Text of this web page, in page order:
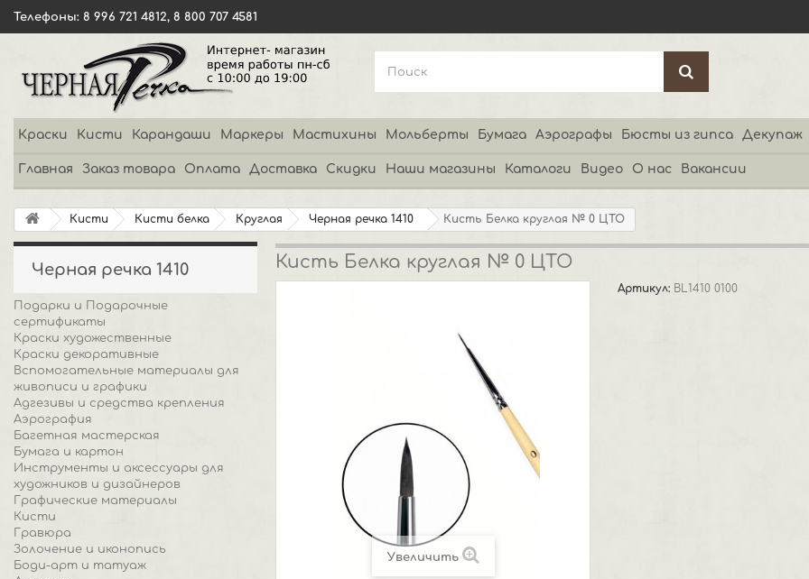
Телефоны: 8 996 721 4812, 8 800 707 4581
Краски Кисти Карандаши Маркеры Мастихины Мольберты Бумага Аэрографы Бюсты из гипса Декупаж
Главная Заказ товара Оплата Доставка Скидки Наши магазины Каталоги Видео О нас Вакансии
Кисти Кисти белка Круглая Черная речка 1410 Кисть Белка круглая № 0 ЦТО
Черная речка 1410
Подарки и Подарочные
сертификаты
Краски художественные
Краски декоративные
Вспомогательные материалы для
живописи и графики
Адгезивы и средства крепления
Аэрография
Багетная мастерская
Бумага и картон
Инструменты и аксессуары для
художников и дизайнеров
Графические материалы
Кисти
Гравюра
Золочение и иконопись
Боди-арт и татуаж
Кисть Белка круглая № 0 ЦТО
Увеличить
Артикул: BL1410 0100